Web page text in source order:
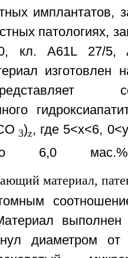
имплантатов,
патологиях,
A61L 27/5,
изготовлен
3)z, где 5<х<6,
6,0
диаметром